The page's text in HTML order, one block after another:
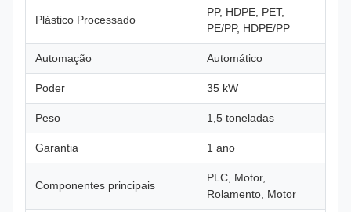
Plástico Processado
PP, HDPE, PET,
PE/PP, HDPE/PP
Automação Automático
Poder 35 kW
Peso 1,5 toneladas
Garantia 1 ano
Componentes principais
PLC, Motor,
Rolamento, Motor